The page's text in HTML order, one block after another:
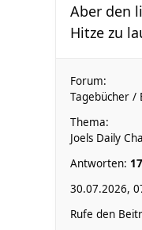
Aber den
Hitze zu
Forum:
Tagebücher /
Thema:
Joels Daily
Antworten:
30.07.2026,
Rufe den